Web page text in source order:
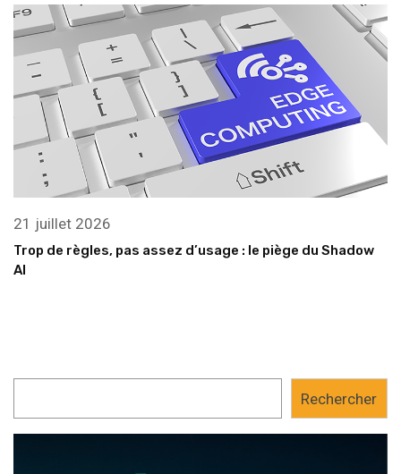
21 juillet 2026
Trop de règles, pas assez d’usage : le piège du Shadow
AI
Rechercher